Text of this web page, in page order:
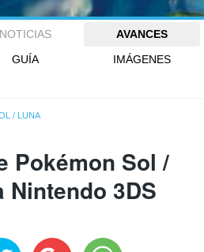
NOTICIAS
AVANCES
GUÍA
IMÁGENES
/ LUNA
Pokémon Sol /
Nintendo 3DS